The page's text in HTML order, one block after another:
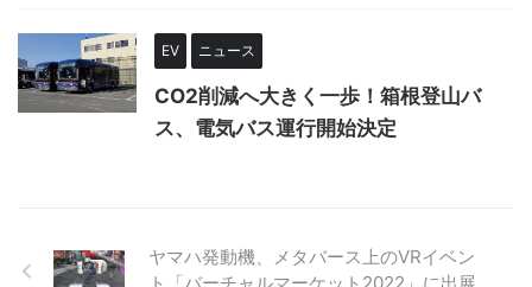
EV ニュース
CO2削減へ大きく一歩！箱根登山バ
ス、電気バス運行開始決定
ヤマハ発動機、メタバース上のVRイベン